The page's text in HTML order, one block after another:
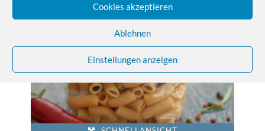
Cookies akzeptieren
Ablehnen
Einstellungen anzeigen